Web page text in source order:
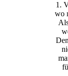
1.
wo